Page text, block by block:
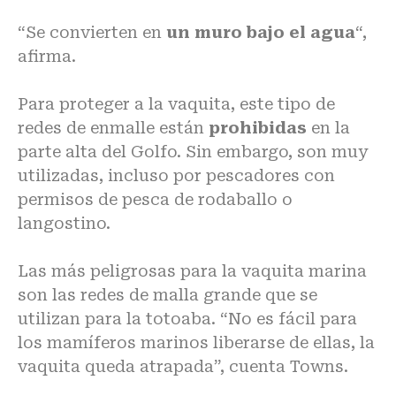
“Se convierten en un muro bajo el agua“,
afirma.
Para proteger a la vaquita, este tipo de
redes de enmalle están prohibidas en la
parte alta del Golfo. Sin embargo, son muy
utilizadas, incluso por pescadores con
permisos de pesca de rodaballo o
langostino.
Las más peligrosas para la vaquita marina
son las redes de malla grande que se
utilizan para la totoaba. “No es fácil para
los mamíferos marinos liberarse de ellas, la
vaquita queda atrapada”, cuenta Towns.